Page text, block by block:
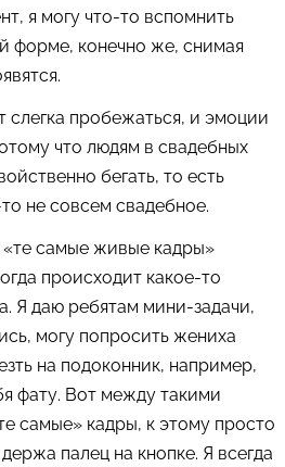
я могу что-то вспомнить
форме, конечно же, снимая
слегка пробежаться, и эмоции
что людям в свадебных
бегать, то есть
не совсем свадебное.
самые живые кадры»
происходит какое-то
Я даю ребятам мини-задачи,
могу попросить жениха
на подоконник, например,
фату. Вот между такими
самые» кадры, к этому просто
палец на кнопке. Я всегда